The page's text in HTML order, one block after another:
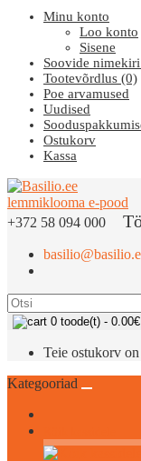
Minu konto
Loo konto
Sisene
Soovide
Tootevõrdlus (0)
Poe arvamused
Uudised
Ostukorv
Kassa
+372 58 094 000
0 toode(t) - 0.00€
Teie ostukorv
Kategooriad